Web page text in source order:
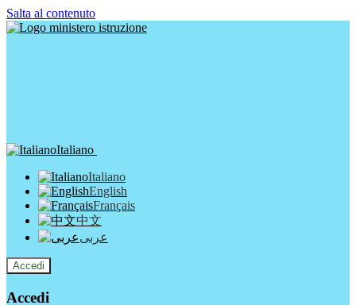
Salta al contenuto
Italiano
Italiano
English
Français
中文
عربى
Accedi
Accedi